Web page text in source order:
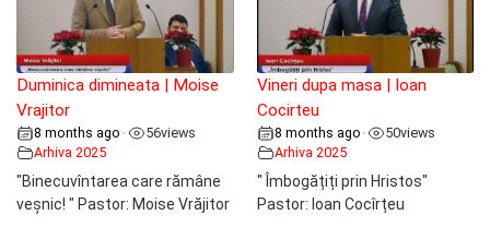
Duminica dimineata | Moise
Vrajitor
8 months ago • 56views
Arhiva 2025
"Binecuvîntarea care rămâne
veșnic! " Pastor: Moise Vrăjitor
Vineri dupa masa | Ioan
Cocirteu
8 months ago • 50views
Arhiva 2025
" Îmbogățiți prin Hristos"
Pastor: Ioan Cocîrțeu